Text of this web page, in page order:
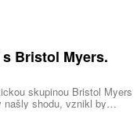
Bristol Myers.
skupinou Bristol Myers
našly shodu, vznikl by
téměř 400 miliard